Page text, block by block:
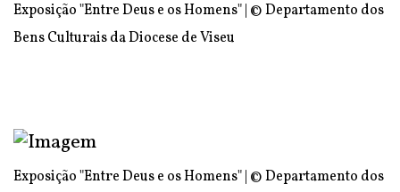
Exposição "Entre Deus e os Homens" | © Departamento dos
Bens Culturais da Diocese de Viseu
Exposição "Entre Deus e os Homens" | © Departamento dos